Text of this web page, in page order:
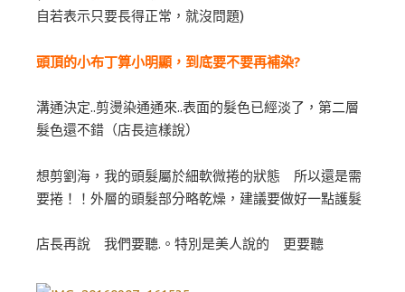
自若表示只要長得正常，就沒問題)
頭頂的小布丁算小明顯，到底要不要再補染?
溝通決定..剪燙染通通來..表面的髮色已經淡了，第二層
髮色還不錯（店長這樣說）
想剪劉海，我的頭髮屬於細軟微捲的狀態 所以還是需
要捲！！外層的頭髮部分略乾燥，建議要做好一點護髮
店長再說 我們要聽.。特別是美人說的 更要聽